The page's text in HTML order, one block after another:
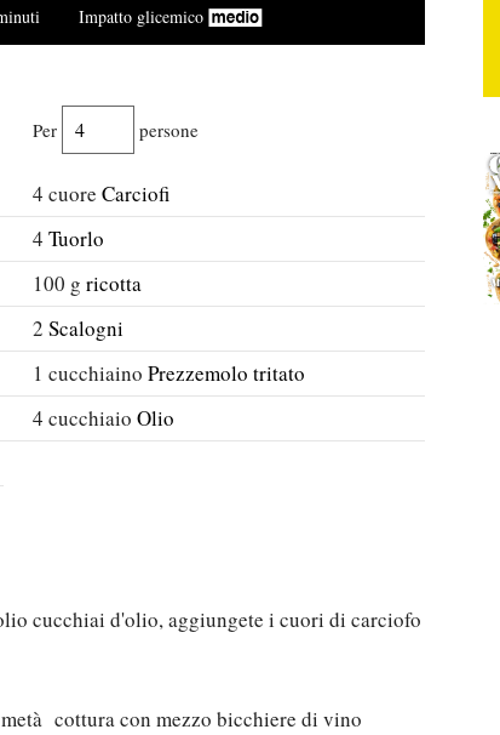
Impatto glicemico
Per persone
4 cuore Carciofi
4 Tuorlo
100 g ricotta
2 Scalogni
1 cucchiaino Prezzemolo tritato
4 cucchiaio Olio
cucchiai d'olio, aggiungete i cuori di carciofo
cottura con mezzo bicchiere di vino